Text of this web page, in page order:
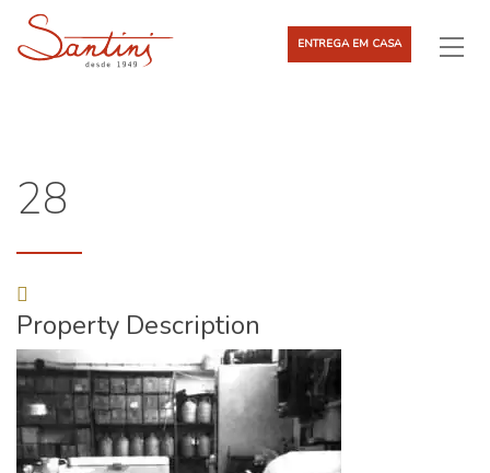
ENTREGA EM CASA
28
Property Description